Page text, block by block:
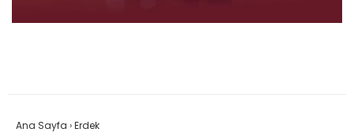
Ana Sayfa ›Erdek